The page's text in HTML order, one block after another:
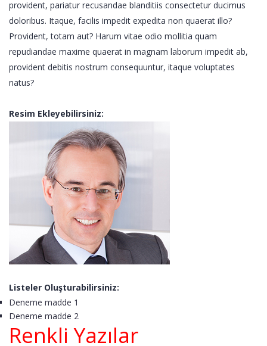
provident, pariatur recusandae blanditiis consectetur ducimus
doloribus. Itaque, facilis impedit expedita non quaerat illo?
Provident, totam aut? Harum vitae odio mollitia quam
repudiandae maxime quaerat in magnam laborum impedit ab,
provident debitis nostrum consequuntur, itaque voluptates
natus?
Resim Ekleyebilirsiniz:
Listeler Oluşturabilirsiniz:
Deneme madde 1
Deneme madde 2
Renkli Yazılar